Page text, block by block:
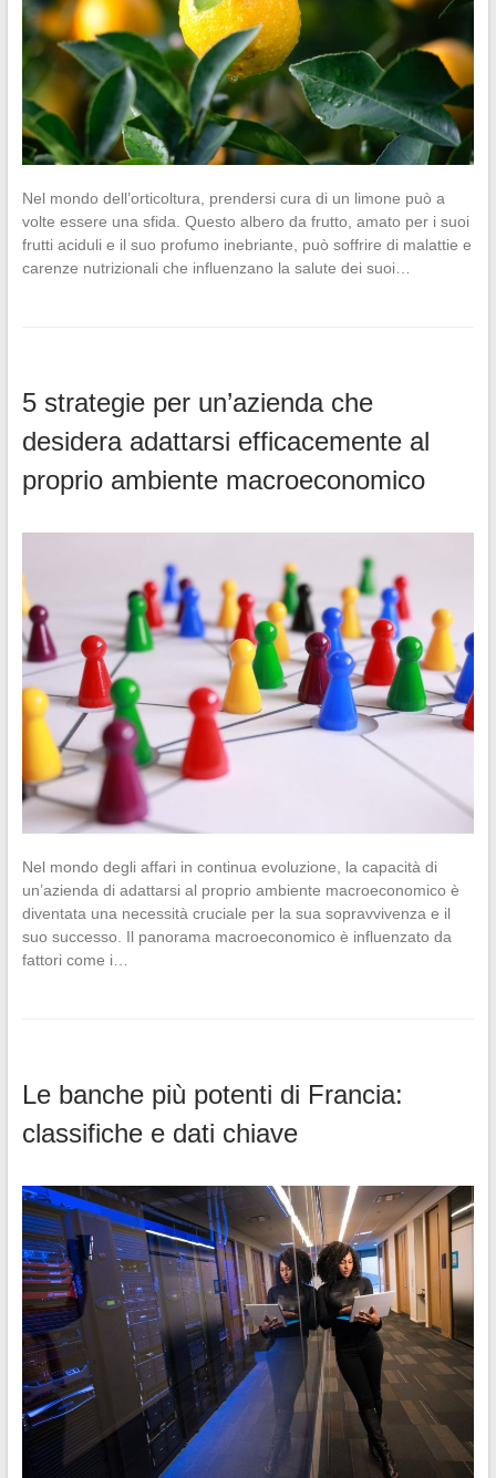
Nel mondo dell’orticoltura, prendersi cura di un limone può a
volte essere una sfida. Questo albero da frutto, amato per i suoi
frutti aciduli e il suo profumo inebriante, può soffrire di malattie e
carenze nutrizionali che influenzano la salute dei suoi…
5 strategie per un’azienda che
desidera adattarsi efficacemente al
proprio ambiente macroeconomico
Nel mondo degli affari in continua evoluzione, la capacità di
un’azienda di adattarsi al proprio ambiente macroeconomico è
diventata una necessità cruciale per la sua sopravvivenza e il
suo successo. Il panorama macroeconomico è influenzato da
fattori come i…
Le banche più potenti di Francia:
classifiche e dati chiave